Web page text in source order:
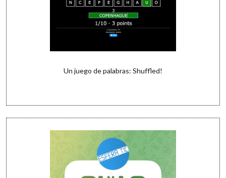
Un juego de palabras: Shuffled!